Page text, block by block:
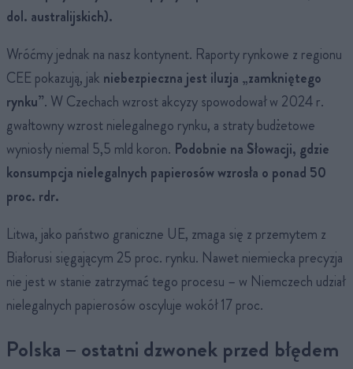
dol. australijskich).
Wróćmy jednak na nasz kontynent. Raporty rynkowe z regionu
CEE pokazują, jak niebezpieczna jest iluzja „zamkniętego
rynku”. W Czechach wzrost akcyzy spowodował w 2024 r.
gwałtowny wzrost nielegalnego rynku, a straty budżetowe
wyniosły niemal 5,5 mld koron. Podobnie na Słowacji, gdzie
konsumpcja nielegalnych papierosów wzrosła o ponad 50
proc. rdr.
Litwa, jako państwo graniczne UE, zmaga się z przemytem z
Białorusi sięgającym 25 proc. rynku. Nawet niemiecka precyzja
nie jest w stanie zatrzymać tego procesu – w Niemczech udział
nielegalnych papierosów oscyluje wokół 17 proc.
Polska – ostatni dzwonek przed błędem